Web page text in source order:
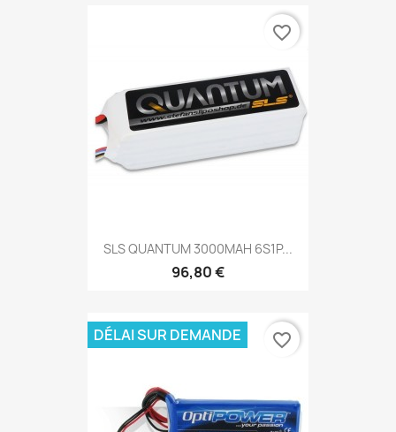
SLS QUANTUM 3000MAH 6S1P...
96,80 €
favorite_border
DÉLAI SUR DEMANDE favorite_border